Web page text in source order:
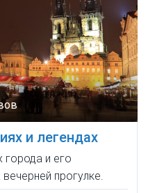
и легендах
города и его
прогулке.